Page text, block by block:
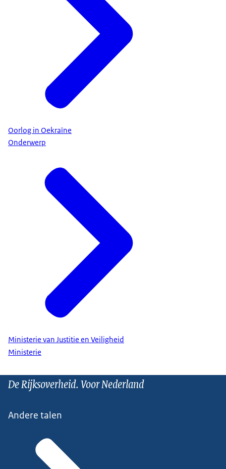
Oorlog in Oekraïne
Onderwerp
Ministerie van Justitie en Veiligheid
Ministerie
De Rijksoverheid. Voor Nederland
Andere talen